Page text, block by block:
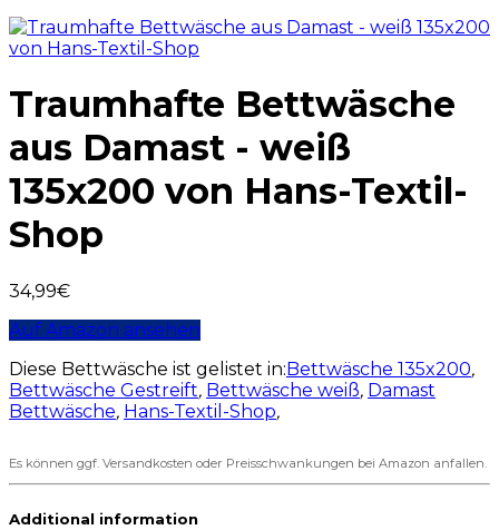
Traumhafte Bettwäsche
aus Damast - weiß
135x200 von Hans-Textil-
Shop
34,99€
Auf Amazon ansehen
Diese Bettwäsche ist gelistet in:Bettwäsche 135x200,
Bettwäsche Gestreift, Bettwäsche weiß, Damast
Bettwäsche, Hans-Textil-Shop,
Es können ggf. Versandkosten oder Preisschwankungen bei Amazon anfallen.
Additional information